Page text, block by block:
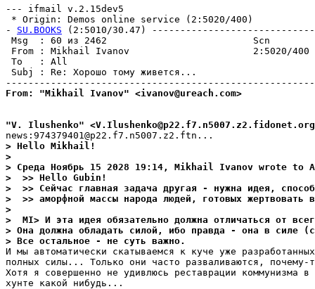
--- ifmail v.2.15dev5
* Origin: Demos online service (2:5020/400)
- SU.BOOKS (2:5010/30.47)
Msg  : 60 из 2462
From : Mikhail Ivanov                      2:5020/400
To   : All
Subj : Re: Хорошо
From: "Mikhail Ivanov" <ivanov@ureach.com>
"V. Ilushenko"
> Hello Mikhail!
>
> Среда Hоябрь 15 2028 19:14, Mikhail Ivanov wrote to
>  >> Hello Gubin!
>  >> Сейчас главная задача дpугая - нужна идея,
>  >> аморфной массы народа людей, готовых жертвовать
>
>  MI> И эта идея обязательно должна отличаться от
> Она должна обладать силой, ибо правда - она в силе
> Все остальное - не суть важно.
И мы автоматически скатываемся к куче уже
полных силы... Только они часто разваливаются, почему-
Хотя я совершенно не удивлюсь реставрации коммунизма
хунте какой нибудь...